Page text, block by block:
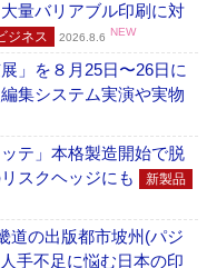
量バリアブル印刷に対
ジネス 2026.8.6 NEW
」を８月25日〜26日に
集システム実演や実物
テ」本格製造開始で脱
スクヘッジにも
新製品
道の出版都市坡州(パジ
手不足に悩む日本の印